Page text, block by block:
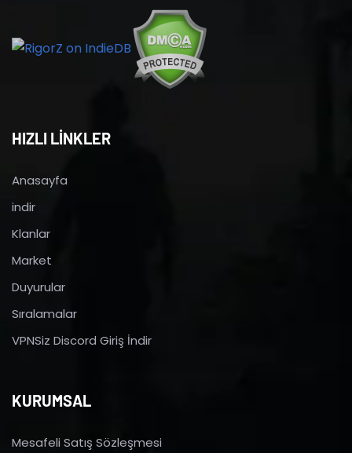
HIZLI LİNKLER
Anasayfa
indir
Klanlar
Market
Duyurular
Sıralamalar
VPNSiz Discord Giriş İndir
KURUMSAL
Mesafeli Satış Sözleşmesi